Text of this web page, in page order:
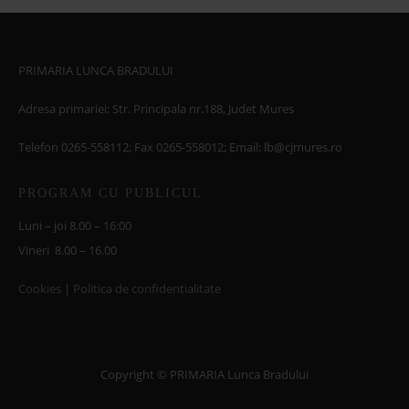
PRIMARIA LUNCA BRADULUI
Adresa primariei: Str. Principala nr.188, Judet Mures
Telefon 0265-558112; Fax 0265-558012; Email: lb@cjmures.ro
PROGRAM CU PUBLICUL
Luni – joi 8.00 – 16:00
Vineri 8.00 – 16.00
Cookies | Politica de confidentialitate
Copyright © PRIMARIA Lunca Bradului